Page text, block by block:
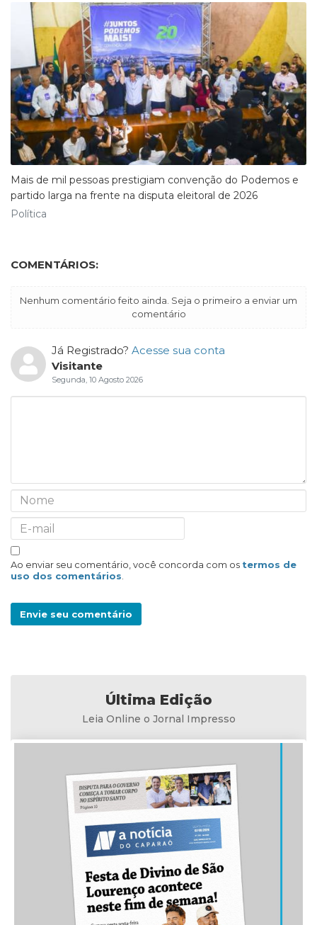
Mais de mil pessoas prestigiam convenção do Podemos e
partido larga na frente na disputa eleitoral de 2026
Política
COMENTÁRIOS:
Nenhum comentário feito ainda. Seja o primeiro a enviar um
comentário
Já Registrado? Acesse sua conta
Visitante
Segunda, 10 Agosto 2026
Ao enviar seu comentário, você concorda com os termos de
uso dos comentários
Envie seu comentário
Última Edição
Leia Online o Jornal Impresso